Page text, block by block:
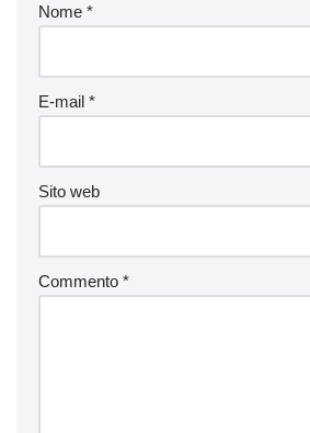
Nome *
E-mail *
Sito web
Commento *